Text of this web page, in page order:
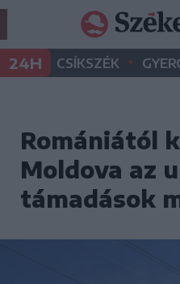
24H CSÍKSZÉK •
Romániától
Moldova az
támadások